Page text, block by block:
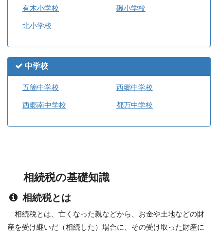
有木小学校 磯小学校
北小学校
中学校
五箇中学校 西郷中学校
西郷南中学校 都万中学校
相続税の基礎知識
相続税とは
相続税とは、亡くなった親などから、お金や土地などの財
産を受け継いだ（相続した）場合に、その受け取った財産に